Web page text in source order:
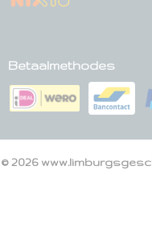
Betaalmethodes
© 2026